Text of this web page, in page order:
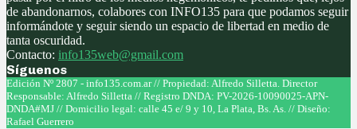
de abandonarnos, colabores con INFO135 para que podamos seguir
informándote y seguir siendo un espacio de libertad en medio de
tanta oscuridad.
Contacto: info135web@gmail.com
Síguenos
Facebook
Twitter
Instagram
Youtube
Edición Nº 2807 - info135.com.ar // Propiedad: Alfredo Silletta. Director
Responsable: Alfredo Silletta // Registro DNDA: PV-2026-10090025-APN-
DNDA#MJ // Domicilio legal: calle 45 e/ 9 y 10, La Plata, Bs. As. // Diseño:
Rafael Guerrero